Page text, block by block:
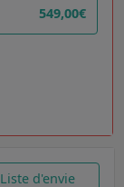
549,00€
Liste d'envie